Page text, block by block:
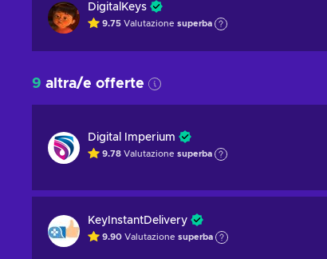
DigitalKeys
9.75 Valutazione superba
9 altra/e offerte
Digital Imperium
9.78 Valutazione superba
KeyInstantDelivery
9.90 Valutazione superba